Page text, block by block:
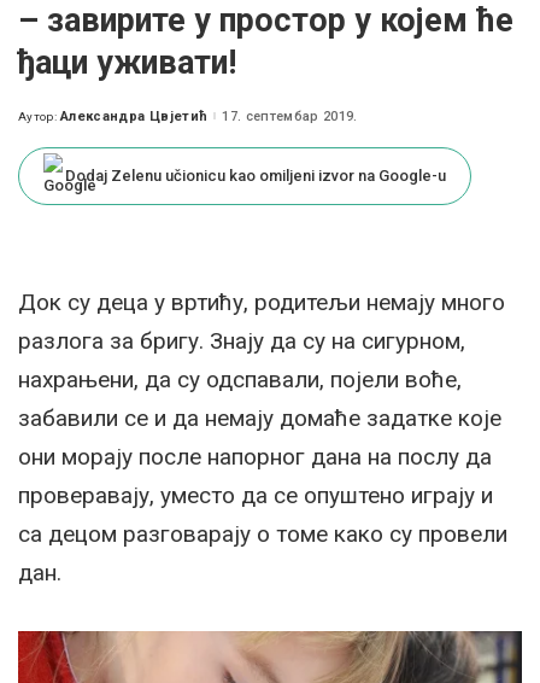
– завирите у простор у којем ће
ђаци уживати!
Posted
Аутор: Александра Цвјетић 17. септембар 2019.
Dodaj Zelenu učionicu kao omiljeni izvor na Google-u
Док су деца у вртићу, родитељи немају много
разлога за бригу. Знају да су на сигурном,
нахрањени, да су одспавали, појели воће,
забавили се и да немају домаће задатке које
они морају после напорног дана на послу да
проверавају, уместо да се опуштено играју и
са децом разговарају о томе како су провели
дан.